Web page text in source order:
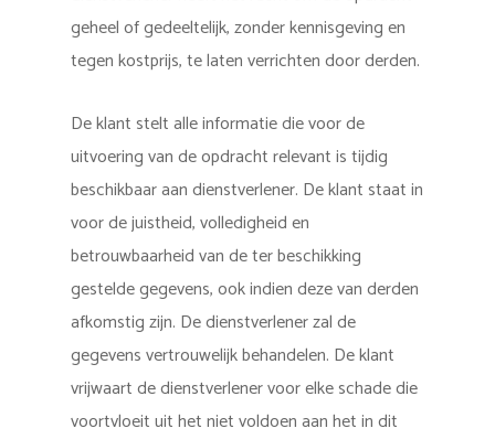
geheel of gedeeltelijk, zonder kennisgeving en
tegen kostprijs, te laten verrichten door derden.
De klant stelt alle informatie die voor de
uitvoering van de opdracht relevant is tijdig
beschikbaar aan dienstverlener. De klant staat in
voor de juistheid, volledigheid en
betrouwbaarheid van de ter beschikking
gestelde gegevens, ook indien deze van derden
afkomstig zijn. De dienstverlener zal de
gegevens vertrouwelijk behandelen. De klant
vrijwaart de dienstverlener voor elke schade die
voortvloeit uit het niet voldoen aan het in dit